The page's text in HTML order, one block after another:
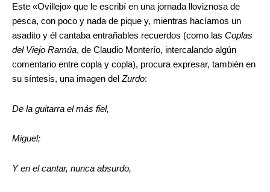
Este «Ovillejo» que le escribí en una jornada lloviznosa de
pesca, con poco y nada de pique y, mientras hacíamos un
asadito y él cantaba entrañables recuerdos (como las Coplas
del Viejo Ramúa, de Claudio Monterío, intercalando algún
comentario entre copla y copla), procura expresar, también en
su síntesis, una imagen del Zurdo:
De la guitarra el más fiel,
Miguel;
Y en el cantar, nunca absurdo,